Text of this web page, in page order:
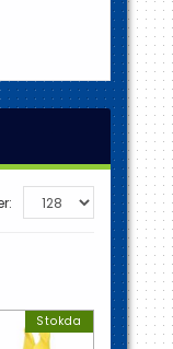
Stokda